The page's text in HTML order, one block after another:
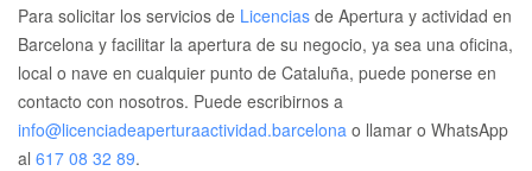
Para solicitar los servicios de Licencias de Apertura y actividad en
Barcelona y facilitar la apertura de su negocio, ya sea una oficina,
local o nave en cualquier punto de Cataluña, puede ponerse en
contacto con nosotros. Puede escribirnos a
info@licenciadeaperturaactividad.barcelona o llamar o WhatsApp
al 617 08 32 89.